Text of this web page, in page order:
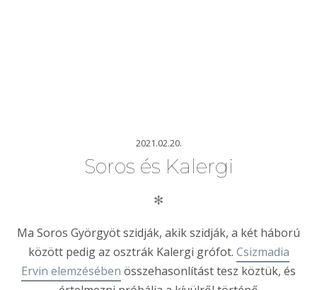
2021.02.20.
Soros és Kalergi
✻
Ma Soros Györgyöt szidják, akik szidják, a két háború
között pedig az osztrák Kalergi grófot. Csizmadia
Ervin elemzésében összehasonlítást tesz köztük, és